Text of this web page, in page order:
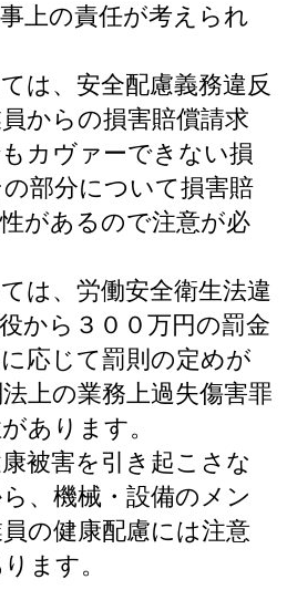
上の責任が考えられ
は、安全配慮義務違反
からの損害賠償請求
カヴァーできない損
部分について損害賠
があるので注意が必
は、労働安全衛生法違
から３００万円の罰金
応じて罰則の定めが
上の業務上過失傷害罪
あります。
被害を引き起こさな
、機械・設備のメン
の健康配慮には注意
ます。